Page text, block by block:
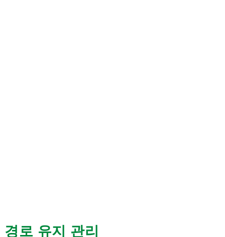
경로 유지 관리